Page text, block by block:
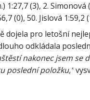
(3), 2. Simonová
dojela pro letošní
odkládala
nakonec jsem se
poslední položku,“